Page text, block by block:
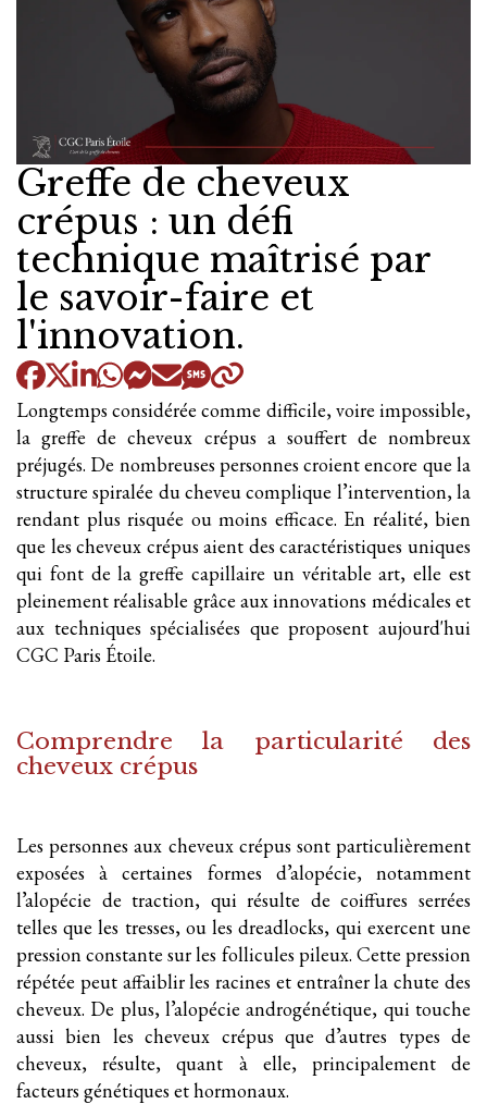
Greffe de cheveux
crépus : un défi
technique maîtrisé par
le savoir-faire et
l'innovation.
Longtemps considérée comme difficile, voire impossible,
la greffe de cheveux crépus a souffert de nombreux
préjugés. De nombreuses personnes croient encore que la
structure spiralée du cheveu complique l’intervention, la
rendant plus risquée ou moins efficace. En réalité, bien
que les cheveux crépus aient des caractéristiques uniques
qui font de la greffe capillaire un véritable art, elle est
pleinement réalisable grâce aux innovations médicales et
aux techniques spécialisées que proposent aujourd'hui
CGC Paris Étoile.
Comprendre la particularité des
cheveux crépus
Les personnes aux cheveux crépus sont particulièrement
exposées à certaines formes d’alopécie, notamment
l’alopécie de traction, qui résulte de coiffures serrées
telles que les tresses, ou les dreadlocks, qui exercent une
pression constante sur les follicules pileux. Cette pression
répétée peut affaiblir les racines et entraîner la chute des
cheveux. De plus, l’alopécie androgénétique, qui touche
aussi bien les cheveux crépus que d’autres types de
cheveux, résulte, quant à elle, principalement de
facteurs génétiques et hormonaux.